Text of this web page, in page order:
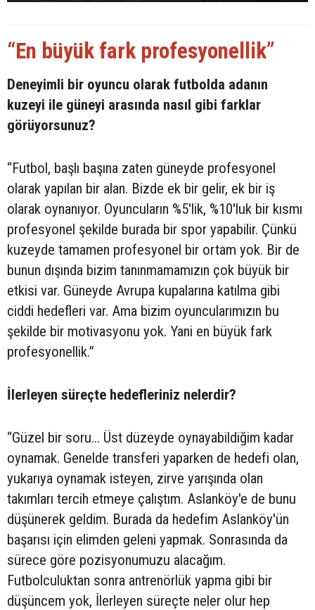
“En büyük fark profesyonellik”
Deneyimli bir oyuncu olarak futbolda adanın
kuzeyi ile güneyi arasında nasıl gibi farklar
görüyorsunuz?
“Futbol, başlı başına zaten güneyde profesyonel
olarak yapılan bir alan. Bizde ek bir gelir, ek bir iş
olarak oynanıyor. Oyuncuların %5'lik, %10'luk bir kısmı
profesyonel şekilde burada bir spor yapabilir. Çünkü
kuzeyde tamamen profesyonel bir ortam yok. Bir de
bunun dışında bizim tanınmamamızın çok büyük bir
etkisi var. Güneyde Avrupa kupalarına katılma gibi
ciddi hedefleri var. Ama bizim oyuncularımızın bu
şekilde bir motivasyonu yok. Yani en büyük fark
profesyonellik.”
İlerleyen süreçte hedefleriniz nelerdir?
“Güzel bir soru... Üst düzeyde oynayabildiğim kadar
oynamak. Genelde transferi yaparken de hedefi olan,
yukarıya oynamak isteyen, zirve yarışında olan
takımları tercih etmeye çalıştım. Aslanköy'e de bunu
düşünerek geldim. Burada da hedefim Aslanköy'ün
başarısı için elimden geleni yapmak. Sonrasında da
sürece göre pozisyonumuzu alacağım.
Futbolculuktan sonra antrenörlük yapma gibi bir
düşüncem yok, İlerleyen süreçte neler olur hep